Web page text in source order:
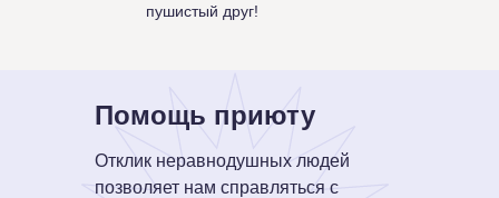
пушистый друг!
Помощь приюту
Отклик неравнодушных людей
позволяет нам справляться с